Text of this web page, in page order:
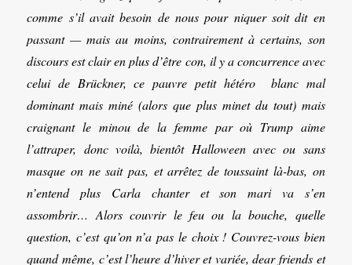
comme s’il avait besoin de nous pour niquer soit dit en
passant — mais au moins, contrairement à certains, son
discours est clair en plus d’être con, il y a concurrence avec
celui de Brückner, ce pauvre petit hétéro blanc mal
dominant mais miné (alors que plus minet du tout) mais
craignant le minou de la femme par où Trump aime
l’attraper, donc voilà, bientôt Halloween avec ou sans
masque on ne sait pas, et arrêtez de toussaint là-bas, on
n’entend plus Carla chanter et son mari va s’en
assombrir… Alors couvrir le feu ou la bouche, quelle
question, c’est qu’on n’a pas le choix ! Couvrez-vous bien
quand même, c’est l’heure d’hiver et variée, dear friends et